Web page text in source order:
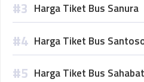
Harga Tiket Bus Sanura
Harga Tiket Bus
Harga Tiket Bus Sahabat